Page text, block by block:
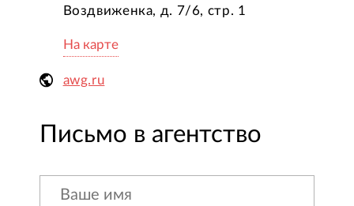
Воздвиженка, д. 7/6, стр. 1
На карте
awg.ru
Письмо в агентство